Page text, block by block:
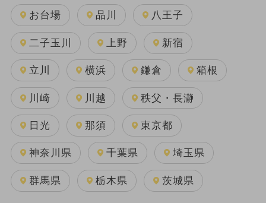
お台場 品川 八王子
二子玉川 上野 新宿
立川 横浜 鎌倉 箱根
川崎 川越 秩父・長瀞
日光 那須 東京都
神奈川県 千葉県 埼玉県
群馬県 栃木県 茨城県